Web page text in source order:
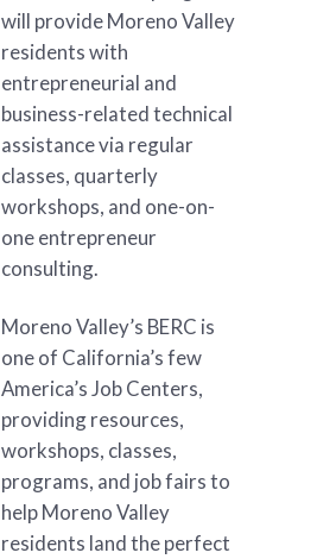
will provide Moreno Valley
residents with
entrepreneurial and
business-related technical
assistance via regular
classes, quarterly
workshops, and one-on-
one entrepreneur
consulting.
Moreno Valley’s BERC is
one of California’s few
America’s Job Centers,
providing resources,
workshops, classes,
programs, and job fairs to
help Moreno Valley
residents land the perfect